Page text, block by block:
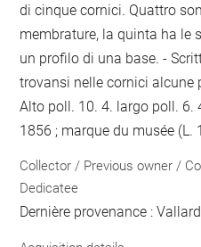
di cinque cornici. Quattro
membrature, la quinta ha le
un profilo di una base. -
trovansi nelle cornici alcune
Alto poll. 10. 4. largo poll. 6.
1856 ; marque du musée (L.
Collector / Previous owner /
Dedicatee
Dernière provenance :